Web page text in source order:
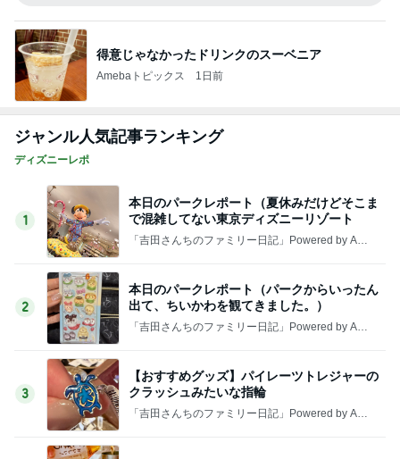
得意じゃなかったドリンクのスーベニア
Amebaトピックス 1日前
ジャンル人気記事ランキング
ディズニーレポ
1
本日のパークレポート（夏休みだけどそこま
で混雑してない東京ディズニーリゾート
「吉田さんちのファミリー日記」Powered by Ame
2
本日のパークレポート（パークからいったん
出て、ちいかわを観てきました。）
「吉田さんちのファミリー日記」Powered by Ame
3
【おすすめグッズ】パイレーツトレジャーの
クラッシュみたいな指輪
「吉田さんちのファミリー日記」Powered by Ame